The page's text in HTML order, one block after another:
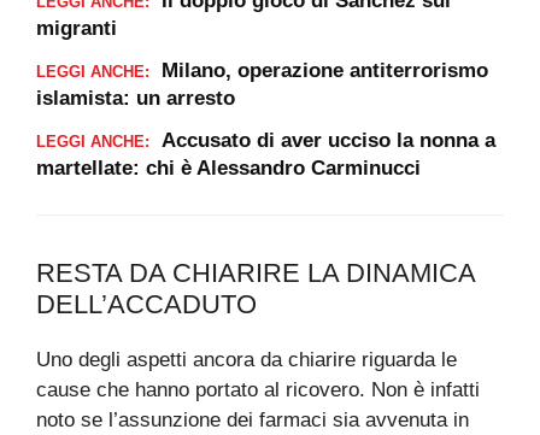
migranti
LEGGI ANCHE:
Milano, operazione antiterrorismo
islamista: un arresto
LEGGI ANCHE:
Accusato di aver ucciso la nonna a
martellate: chi è Alessandro Carminucci
RESTA DA CHIARIRE LA DINAMICA
DELL’ACCADUTO
Uno degli aspetti ancora da chiarire riguarda le
cause che hanno portato al ricovero. Non è infatti
noto se l’assunzione dei farmaci sia avvenuta in